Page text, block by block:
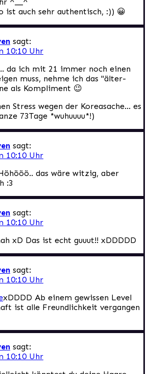
^__^
ist auch sehr authentisch, :)) 😀
sagt:
10:10 Uhr
da ich mit 21 immer noch einen
muss, nehme ich das "älter-
als Kompliment 😉
Stress wegen der Koreasache… es
73Tage *wuhuuuu*!)
sagt:
10:10 Uhr
das wäre witzig, aber
:3
sagt:
10:10 Uhr
xD Das ist echt guuut!! xDDDDD
sagt:
10:10 Uhr
xDDDD Ab einem gewissen Level
ist alle Freundlichkeit vergangen
sagt:
10:10 Uhr